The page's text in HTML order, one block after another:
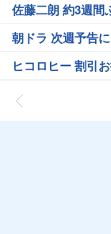
佐藤二朗 約3週間
朝ドラ 次週予告に
ヒコロヒー 割引